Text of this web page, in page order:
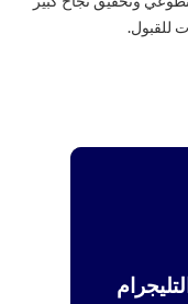
للقبول.